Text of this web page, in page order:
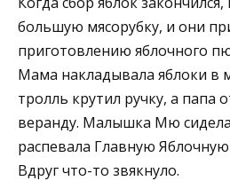
большую мясорубку, и они
приготовлению яблочного
Мама накладывала яблоки в
тролль крутил ручку, а папа
веранду. Малышка Мю
распевала Главную
Вдруг что-то звякнуло.